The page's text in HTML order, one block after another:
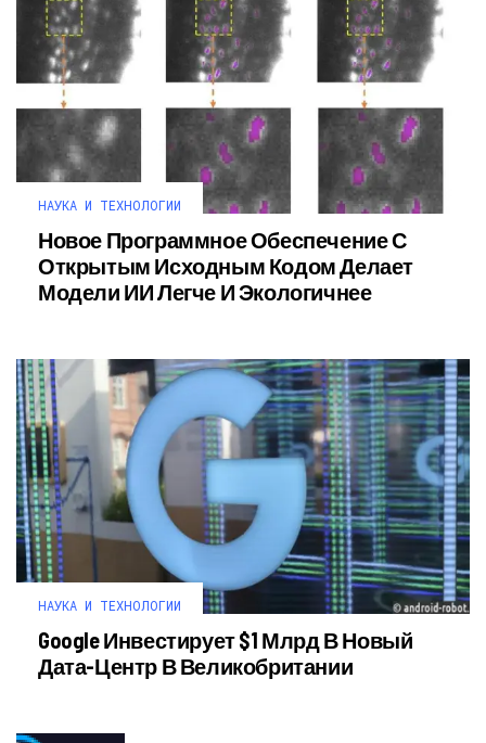
НАУКА И ТЕХНОЛОГИИ
Новое Программное Обеспечение С
Открытым Исходным Кодом Делает
Модели ИИ Легче И Экологичнее
НАУКА И ТЕХНОЛОГИИ
Google Инвестирует $1 Млрд В Новый
Дата-Центр В Великобритании